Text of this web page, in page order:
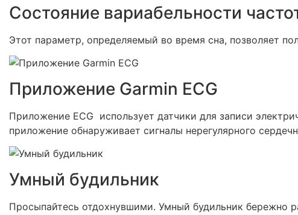
Состояние вариабельности
Этот параметр, определяемый во время сна, позволяет
Приложение Garmin ECG
Приложение ECG использует датчики для записи
приложение обнаруживает сигналы нерегулярного
Умный будильник
Просыпайтесь отдохнувшими. Умный будильник бережно